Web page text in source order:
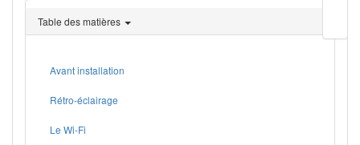
page
Table des matières
Avant installation
Rétro-éclairage
Le Wi-Fi